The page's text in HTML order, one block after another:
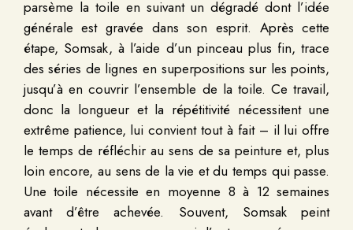
parsème la toile en suivant un dégradé dont l’idée
générale est gravée dans son esprit. Après cette
étape, Somsak, à l’aide d’un pinceau plus fin, trace
des séries de lignes en superpositions sur les points,
jusqu’à en couvrir l’ensemble de la toile. Ce travail,
donc la longueur et la répétitivité nécessitent une
extrême patience, lui convient tout à fait – il lui offre
le temps de réfléchir au sens de sa peinture et, plus
loin encore, au sens de la vie et du temps qui passe.
Une toile nécessite en moyenne 8 à 12 semaines
avant d’être achevée. Souvent, Somsak peint